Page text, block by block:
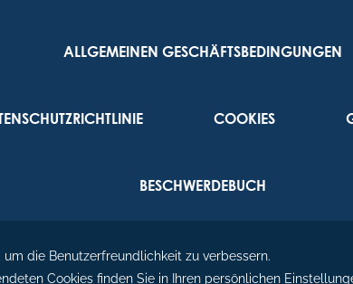
ALLGEMEINEN GESCHÄFTSBEDINGUNGEN
COOKIES
BESCHWERDEBUCH
© 2026Enotel | Made byAmadeus.